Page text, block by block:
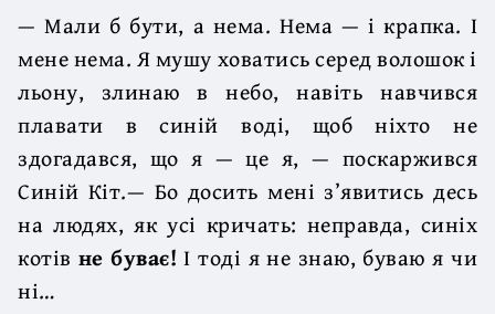
— Мали б бути, а нема. Нема — і крапка. І
мене нема. Я мушу ховатись серед волошок і
льону, злинаю в небо, навіть навчився
плавати в синій воді, щоб ніхто не
здогадався, що я — це я, — поскаржився
Синій Кіт.— Бо досить мені з’явитись десь
на людях, як усі кричать: неправда, синіх
котів не буває! І тоді я не знаю, буваю я чи
ні…